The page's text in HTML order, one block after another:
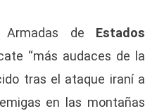
de
Estados
“más audaces de la
tras el ataque iraní a
en las montañas